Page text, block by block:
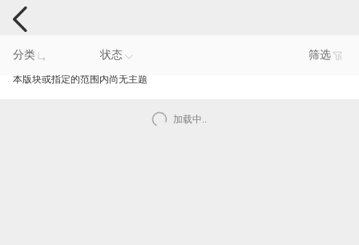
电脑反馈
分类 状态 筛选
本版块或指定的范围内尚无主题
加载中..